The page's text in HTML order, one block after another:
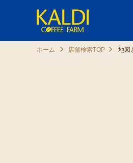
ホーム 店舗検索TOP 地図